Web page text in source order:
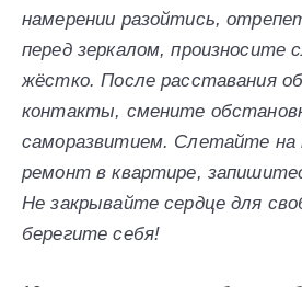
намерении разойтись,
перед зеркалом, произносите
жёстко. После расставания
контакты, смените
саморазвитием. Слетайте на
ремонт в квартире,
Не закрывайте сердце для
берегите себя!